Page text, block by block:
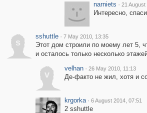
narniets · 21 August
Интересно,
s
sshuttle · 7 May 2010, 13:35
Этот дом строили по моему лет 5,
и осталось только несколько
v
velhan · 26 May 2010, 11:13
Де-факто не жил, хотя и
krgorka · 6 August 2014, 07:51
2 sshuttle